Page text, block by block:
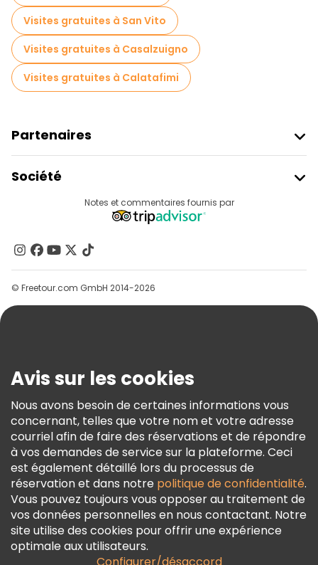
Visites gratuites à San Vito
Visites gratuites à Casalzuigno
Visites gratuites à Calatafimi
Partenaires
Connexion Du Fournisseur
Programme D’affiliation
Société
Contactez-Nous
Groupes
Aide
Conditions Générales Et Mentions Légales
Politique En Matière De Cookies
Freetour Prix
Programme De Fidélité
Notes et commentaires fournis par
© Freetour.com GmbH 2014-2026
Avis sur les cookies
Nous avons besoin de certaines informations vous
concernant, telles que votre nom et votre adresse
courriel afin de faire des réservations et de répondre
à vos demandes de service sur la plateforme. Ceci
est également détaillé lors du processus de
réservation et dans notre politique de confidentialité.
Vous pouvez toujours vous opposer au traitement de
vos données personnelles en nous contactant. Notre
site utilise des cookies pour offrir une expérience
optimale aux utilisateurs.